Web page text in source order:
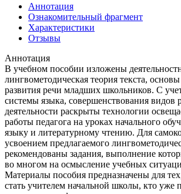
Аннотация
Ознакомительный фрагмент
Характеристики
Отзывы
Аннотация
В учебном пособии изложены
лингвометодическая теория текста,
развития речи младших школьников. С
системы языка, совершенствования видов
деятельности раскрыты технологии
работы педагога на уроках начального
языку и литературному чтению. Для
усвоением предлагаемого
рекомендованы задания, выполнение
во многом на осмысление учебных
Материалы пособия предназначены для
стать учителем начальной школы, кто уже